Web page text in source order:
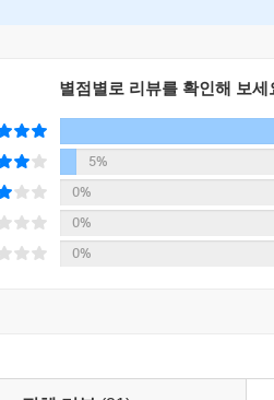
별점별로 리뷰를 확인해 보세
5%
0%
0%